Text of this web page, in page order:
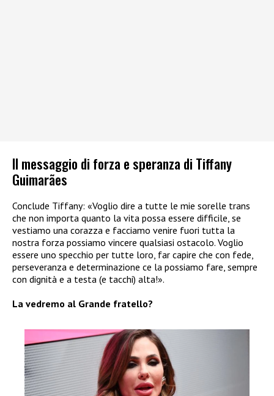
Il messaggio di forza e speranza di Tiffany
Guimarães
Conclude Tiffany: «Voglio dire a tutte le mie sorelle trans
che non importa quanto la vita possa essere difficile, se
vestiamo una corazza e facciamo venire fuori tutta la
nostra forza possiamo vincere qualsiasi ostacolo. Voglio
essere uno specchio per tutte loro, far capire che con fede,
perseveranza e determinazione ce la possiamo fare, sempre
con dignità e a testa (e tacchi) alta!».
La vedremo al Grande fratello?